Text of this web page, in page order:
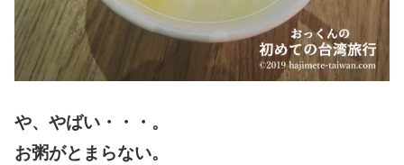
や、やばい・・・。
お粥がとまらない。